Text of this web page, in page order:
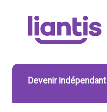
Devenir indépendant